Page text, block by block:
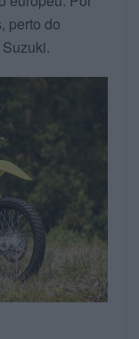
perto do